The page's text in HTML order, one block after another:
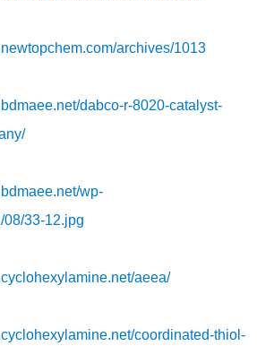
archives/1013
dabco-r-8020-catalyst-
wp-
33-12.jpg
aeea/
coordinated-thiol-